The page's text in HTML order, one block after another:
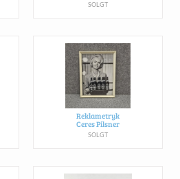
SOLGT
Reklametryk
Ceres Pilsner
SOLGT